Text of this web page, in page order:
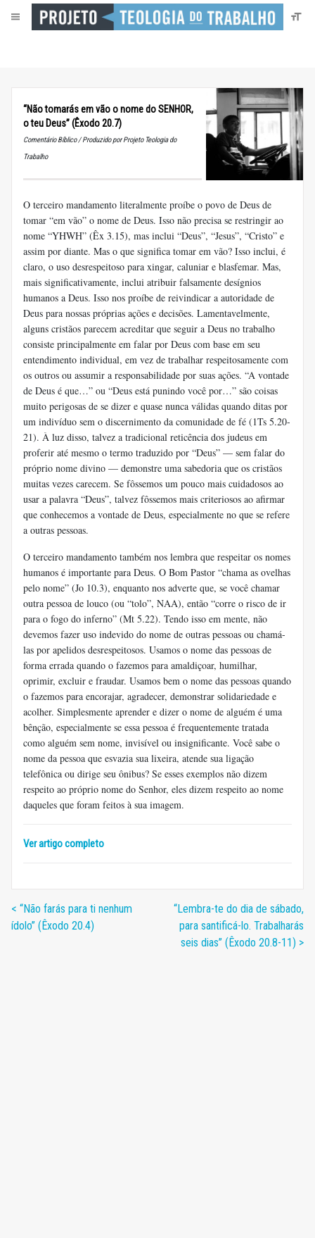
“Não tomarás em vão o nome do SENHOR,
o teu Deus” (Êxodo 20.7)
Comentário Bíblico / Produzido por Projeto Teologia do
Trabalho
O terceiro mandamento literalmente proíbe o povo de Deus de
tomar “em vão” o nome de Deus. Isso não precisa se restringir ao
nome “YHWH” (Êx 3.15), mas inclui “Deus”, “Jesus”, “Cristo” e
assim por diante. Mas o que significa tomar em vão? Isso inclui, é
claro, o uso desrespeitoso para xingar, caluniar e blasfemar. Mas,
mais significativamente, inclui atribuir falsamente desígnios
humanos a Deus. Isso nos proíbe de reivindicar a autoridade de
Deus para nossas próprias ações e decisões. Lamentavelmente,
alguns cristãos parecem acreditar que seguir a Deus no trabalho
consiste principalmente em falar por Deus com base em seu
entendimento individual, em vez de trabalhar respeitosamente com
os outros ou assumir a responsabilidade por suas ações. “A vontade
de Deus é que…” ou “Deus está punindo você por…” são coisas
muito perigosas de se dizer e quase nunca válidas quando ditas por
um indivíduo sem o discernimento da comunidade de fé (1Ts 5.20-
21). À luz disso, talvez a tradicional reticência dos judeus em
proferir até mesmo o termo traduzido por “Deus” — sem falar do
próprio nome divino — demonstre uma sabedoria que os cristãos
muitas vezes carecem. Se fôssemos um pouco mais cuidadosos ao
usar a palavra “Deus”, talvez fôssemos mais criteriosos ao afirmar
que conhecemos a vontade de Deus, especialmente no que se refere
a outras pessoas.
O terceiro mandamento também nos lembra que respeitar os nomes
humanos é importante para Deus. O Bom Pastor “chama as ovelhas
pelo nome” (Jo 10.3), enquanto nos adverte que, se você chamar
outra pessoa de louco (ou “tolo”, NAA), então “corre o risco de ir
para o fogo do inferno” (Mt 5.22). Tendo isso em mente, não
devemos fazer uso indevido do nome de outras pessoas ou chamá-
las por apelidos desrespeitosos. Usamos o nome das pessoas de
forma errada quando o fazemos para amaldiçoar, humilhar,
oprimir, excluir e fraudar. Usamos bem o nome das pessoas quando
o fazemos para encorajar, agradecer, demonstrar solidariedade e
acolher. Simplesmente aprender e dizer o nome de alguém é uma
bênção, especialmente se essa pessoa é frequentemente tratada
como alguém sem nome, invisível ou insignificante. Você sabe o
nome da pessoa que esvazia sua lixeira, atende sua ligação
telefônica ou dirige seu ônibus? Se esses exemplos não dizem
respeito ao próprio nome do Senhor, eles dizem respeito ao nome
daqueles que foram feitos à sua imagem.
Ver artigo completo
< “Não farás para ti nenhum
ídolo” (Êxodo 20.4)
“Lembra-te do dia de sábado,
para santificá-lo. Trabalharás
seis dias” (Êxodo 20.8-11) >